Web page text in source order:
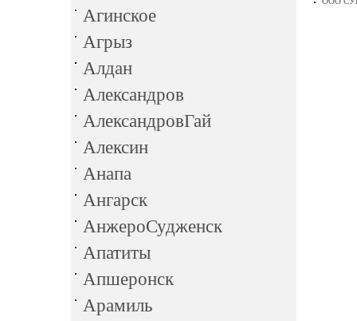
Агинское
Агрыз
Алдан
Александров
АлександровГай
Алексин
Анапа
Ангарск
АнжероСудженск
Апатиты
Апшеронск
Арамиль